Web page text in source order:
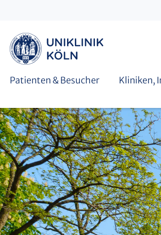
Patienten & Besucher Kliniken,